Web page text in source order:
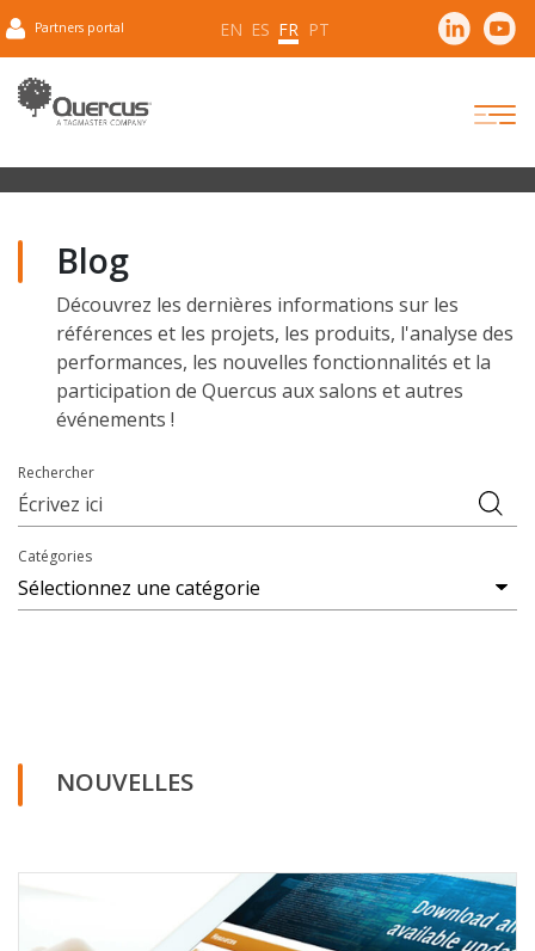
Partners portal EN ES FR PT
Blog
Découvrez les dernières informations sur les
références et les projets, les produits, l'analyse des
performances, les nouvelles fonctionnalités et la
participation de Quercus aux salons et autres
événements !
Rechercher
Catégories
NOUVELLES